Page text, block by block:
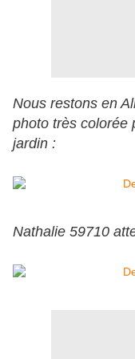
Nous restons en
photo très colorée
jardin :
Nathalie 59710